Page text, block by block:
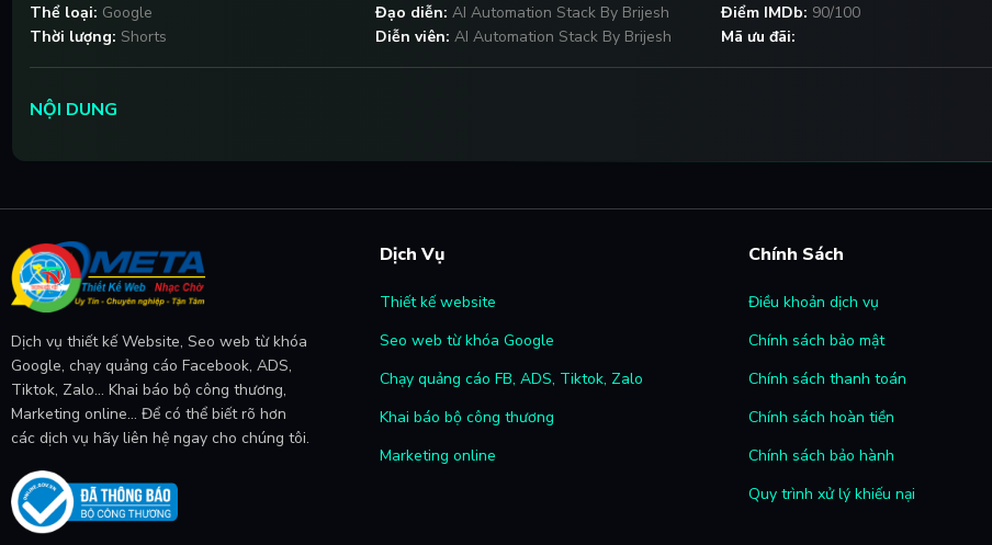
Thể loại: Google Đạo diễn: AI Automation Stack By Brijesh Điểm IMDb: 90/100
Thời lượng: Shorts Diễn viên: AI Automation Stack By Brijesh Mã ưu đãi:
NỘI DUNG
Dịch vụ thiết kế Website, Seo web từ khóa
Google, chạy quảng cáo Facebook, ADS,
Tiktok, Zalo... Khai báo bộ công thương,
Marketing online... Để có thể biết rõ hơn
các dịch vụ hãy liên hệ ngay cho chúng tôi.
Dịch Vụ
Thiết kế website
Seo web từ khóa Google
Chạy quảng cáo FB, ADS, Tiktok, Zalo
Khai báo bộ công thương
Marketing online
Chính Sách
Điều khoản dịch vụ
Chính sách bảo mật
Chính sách thanh toán
Chính sách hoàn tiền
Chính sách bảo hành
Quy trình xử lý khiếu nại